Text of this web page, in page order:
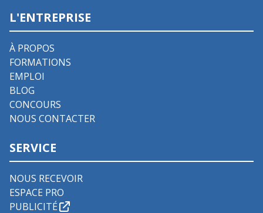
L'ENTREPRISE
À PROPOS
FORMATIONS
EMPLOI
BLOG
CONCOURS
NOUS CONTACTER
SERVICE
NOUS RECEVOIR
ESPACE PRO
PUBLICITÉ